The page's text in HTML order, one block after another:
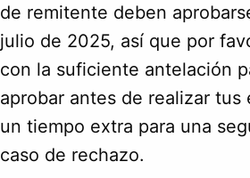
de remitente deben
julio de 2025, así que por
con la suficiente antelación
aprobar antes de realizar tus
un tiempo extra para una
caso de rechazo.